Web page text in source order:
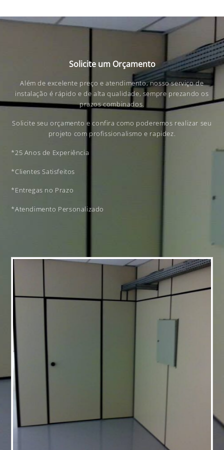
Solicite um Orçamento
Além de excelente preço e atendimento, nosso serviço de
instalação é rápido e de alta qualidade, sempre prezando os
prazos combinados.
Solicite seu orçamento e confira como poderemos realizar seu
projeto com profissionalismo e rapidez.
*25 Anos de Experiência
*Clientes Satisfeitos
*Entregas no Prazo
*Atendimento Personalizado